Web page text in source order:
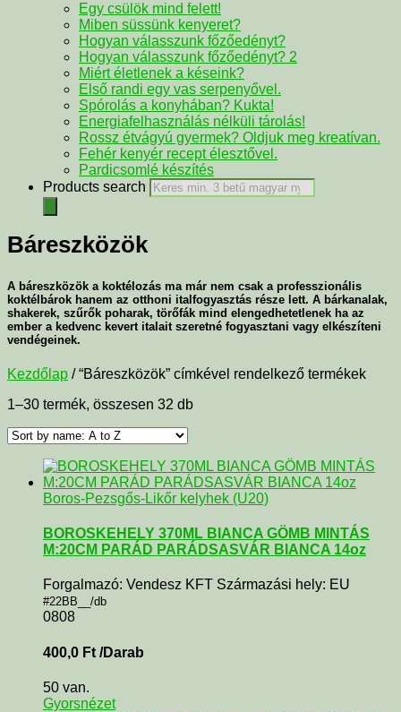
Egy csülök mind felett!
Miben süssünk kenyeret?
Hogyan válasszunk főzőedényt?
Hogyan válasszunk főzőedényt? 2
Miért életlenek a késeink?
Első randi egy vas serpenyővel.
Spórolás a konyhában? Kukta!
Energiafelhasználás nélküli tárolás!
Rossz étvágyú gyermek? Oldjuk meg kreatívan.
Fehér kenyér recept élesztővel.
Pardicsomlé készítés
Products search
Báreszközök
A báreszközök a koktélozás ma már nem csak a professzionális
koktélbárok hanem az otthoni italfogyasztás része lett. A bárkanalak,
shakerek, szűrők poharak, törőfák mind elengedhetetlenek ha az
ember a kedvenc kevert italait szeretné fogyasztani vagy elkészíteni
vendégeinek.
Kezdőlap / “Báreszközök” címkével rendelkező termékek
1–30 termék, összesen 32 db
Boros-Pezsgős-Likőr kelyhek (U20)
BOROSKEHELY 370ML BIANCA GÖMB MINTÁS
M:20CM PARÁD PARÁDSASVÁR BIANCA 14oz
Forgalmazó: Vendesz KFT Származási hely: EU
#22BB__/db
0808
400,0 Ft /Darab
50 van.
Gyorsnézet